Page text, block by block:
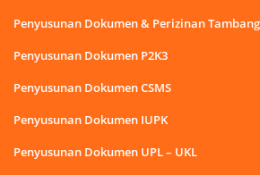
Penyusunan Dokumen & Perizinan
Penyusunan Dokumen P2K3
Penyusunan Dokumen CSMS
Penyusunan Dokumen IUPK
Penyusunan Dokumen UPL – UKL